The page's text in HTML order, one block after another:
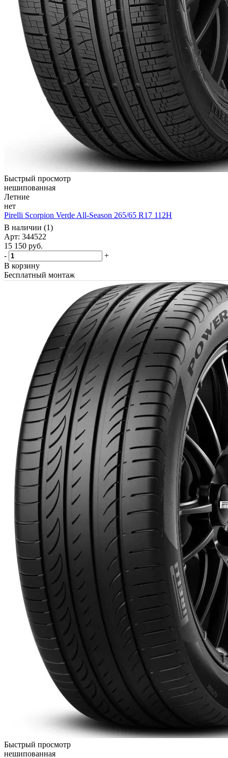
Быстрый просмотр
нешипованная
Летние
нет
Pirelli Scorpion Verde All-Season 265/65 R17 112H
В наличии (1)
Арт: 344522
15 150 руб.
-
+
В корзину
Бесплатный монтаж
Быстрый просмотр
нешипованная